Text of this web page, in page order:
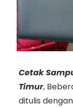
Cetak
Timur,
ditulis